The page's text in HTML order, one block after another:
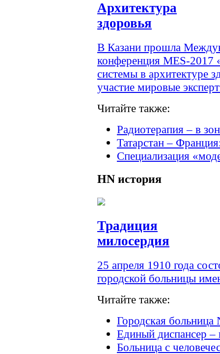
Архитектура
здоровья
В Казани прошла
конференция MES-
системы в архитектуре
участие мировые
Читайте также:
Радиотерапия – в
Татарстан –
Специализация
HN история
Традиция
милосердия
25 апреля 1910 года
городской больницы
Читайте также:
Городская
Единый диспансер –
Больница с